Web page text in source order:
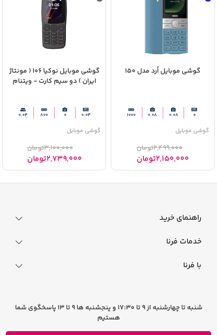
گوشی موبایل اُرد مدل 150
0
0.08
0.08
1000
گوشی موبایل
2,499,000تومان
2,150,000تومان
گوشی موبایل نوکیا 106 ( مونتاژ
ایران ) دو سیم‌ کارت - ویتنام
0.04
0
800
0.04
گوشی موبایل
3,100,000تومان
2,739,000تومان
راهنمای خرید
راهنمای خرید اقساطی
خدمات فرنا
شرایط و قوانین
با فرنا
فرصت های شغلی
پیشنهادات و انتقادات
شنبه تا چهارشنبه از 9 تا 17:30 و پنجشنبه ها 9 تا 13 پاسخگوی شما
هستیم